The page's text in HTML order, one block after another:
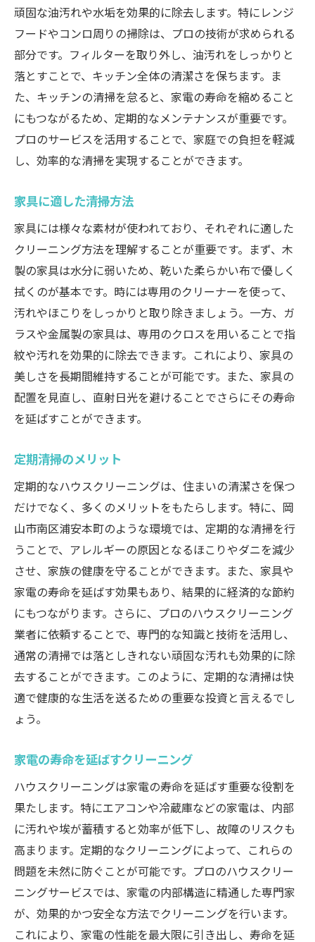
頑固な油汚れや水垢を効果的に除去します。特にレンジ
フードやコンロ周りの掃除は、プロの技術が求められる
部分です。フィルターを取り外し、油汚れをしっかりと
落とすことで、キッチン全体の清潔さを保ちます。ま
た、キッチンの清掃を怠ると、家電の寿命を縮めること
にもつながるため、定期的なメンテナンスが重要です。
プロのサービスを活用することで、家庭での負担を軽減
し、効率的な清掃を実現することができます。
家具に適した清掃方法
家具には様々な素材が使われており、それぞれに適した
クリーニング方法を理解することが重要です。まず、木
製の家具は水分に弱いため、乾いた柔らかい布で優しく
拭くのが基本です。時には専用のクリーナーを使って、
汚れやほこりをしっかりと取り除きましょう。一方、ガ
ラスや金属製の家具は、専用のクロスを用いることで指
紋や汚れを効果的に除去できます。これにより、家具の
美しさを長期間維持することが可能です。また、家具の
配置を見直し、直射日光を避けることでさらにその寿命
を延ばすことができます。
定期清掃のメリット
定期的なハウスクリーニングは、住まいの清潔さを保つ
だけでなく、多くのメリットをもたらします。特に、岡
山市南区浦安本町のような環境では、定期的な清掃を行
うことで、アレルギーの原因となるほこりやダニを減少
させ、家族の健康を守ることができます。また、家具や
家電の寿命を延ばす効果もあり、結果的に経済的な節約
にもつながります。さらに、プロのハウスクリーニング
業者に依頼することで、専門的な知識と技術を活用し、
通常の清掃では落としきれない頑固な汚れも効果的に除
去することができます。このように、定期的な清掃は快
適で健康的な生活を送るための重要な投資と言えるでし
ょう。
家電の寿命を延ばすクリーニング
ハウスクリーニングは家電の寿命を延ばす重要な役割を
果たします。特にエアコンや冷蔵庫などの家電は、内部
に汚れや埃が蓄積すると効率が低下し、故障のリスクも
高まります。定期的なクリーニングによって、これらの
問題を未然に防ぐことが可能です。プロのハウスクリー
ニングサービスでは、家電の内部構造に精通した専門家
が、効果的かつ安全な方法でクリーニングを行います。
これにより、家電の性能を最大限に引き出し、寿命を延